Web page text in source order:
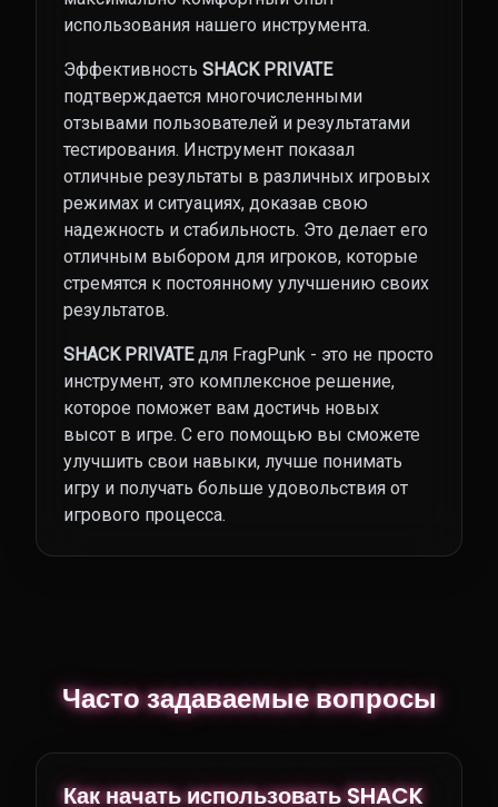
использования нашего инструмента.
Эффективность SHACK PRIVATE
подтверждается многочисленными
отзывами пользователей и результатами
тестирования. Инструмент показал
отличные результаты в различных игровых
режимах и ситуациях, доказав свою
надежность и стабильность. Это делает его
отличным выбором для игроков, которые
стремятся к постоянному улучшению своих
результатов.
SHACK PRIVATEдля FragPunk - это не просто
инструмент, это комплексное решение,
которое поможет вам достичь новых
высот в игре. С его помощью вы сможете
улучшить свои навыки, лучше понимать
игру и получать больше удовольствия от
игрового процесса.
Часто задаваемые вопросы
Как начать использовать SHACK